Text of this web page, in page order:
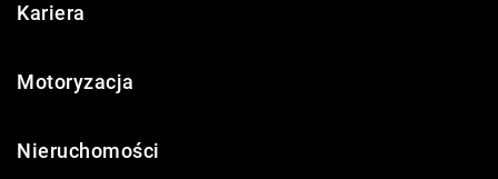
Kariera
Motoryzacja
Nieruchomości